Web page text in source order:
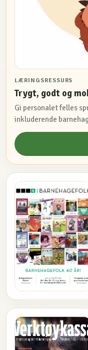
LÆRINGSRESSURS
Trygt, godt og
Gi personalet felles
inkluderende